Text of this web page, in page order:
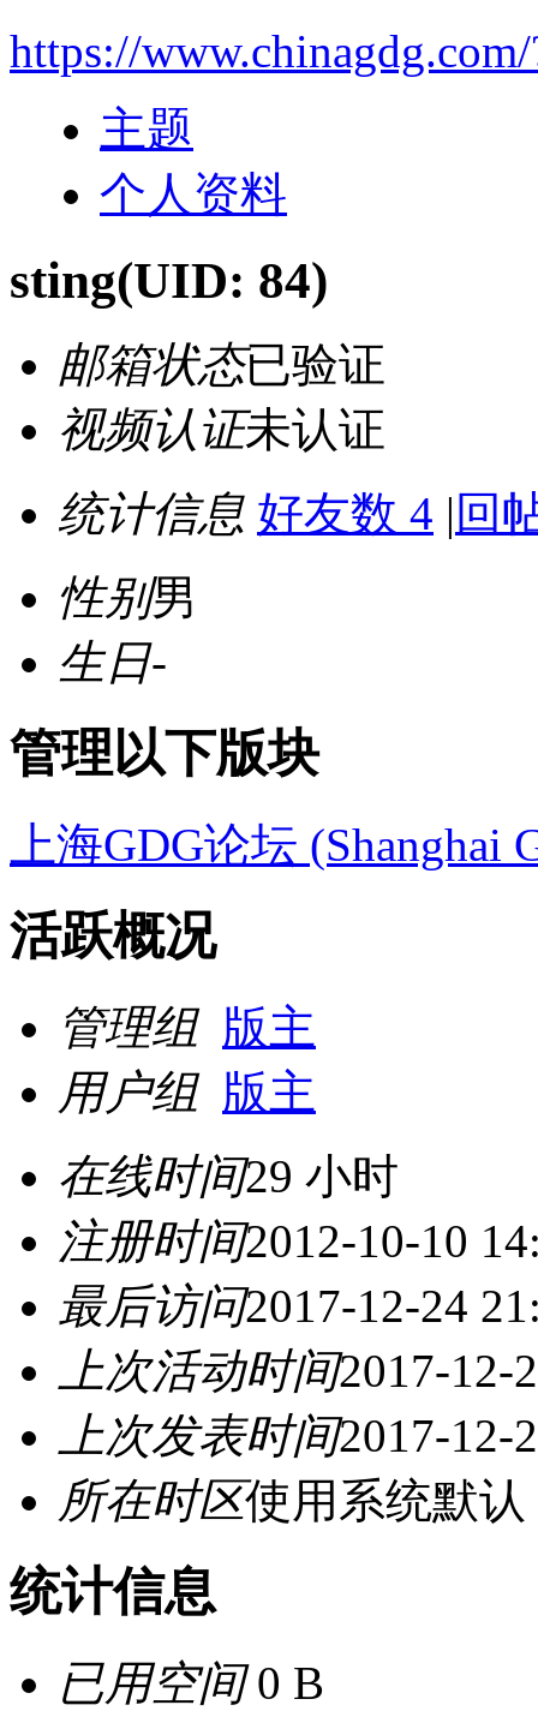
https://www.chinagdg.com/
主题
个人资料
sting(UID: 84)
邮箱状态已验证
视频认证未认证
统计信息 好友数 4 | 回
性别男
生日-
管理以下版块
上海GDG论坛 (Shanghai
活跃概况
管理组 版主
用户组 版主
在线时间29 小时
注册时间2012-10-10
最后访问2017-12-24
上次活动时间2017-12-
上次发表时间2017-12-
所在时区使用系统默认
统计信息
已用空间0 B